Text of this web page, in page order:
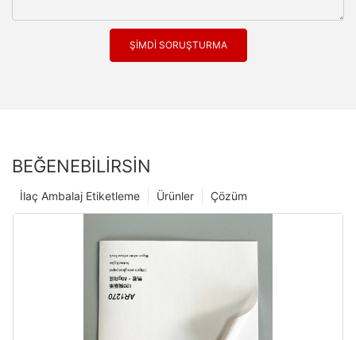
ŞIMDI SORUŞTURMA
BEĞENEBILIRSIN
Çözüm
Ürünler
İlaç Ambalaj Etiketleme